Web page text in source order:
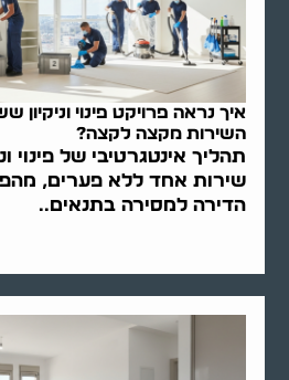
איך נראה פרויקט פינוי
השירות מקצה לקצה?
תהליך אינטגרטיבי של פינוי
שירות אחד ללא פערים,
הדירה למסירה בתנאים..